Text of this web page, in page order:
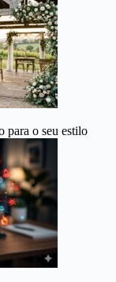
para o seu estilo